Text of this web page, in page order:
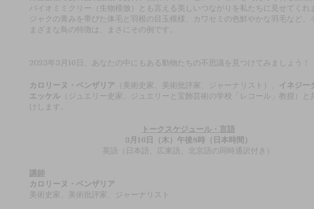
バイオミミクリー（生物模倣）とも言える美しいつながりを私たちに見せてくれ
ジャクの青みを帯びた体毛と羽根の目玉模様、カワセミの色鮮やかな羽毛など、
まざまな鳥の特徴は、まさにその例です。
2023年3月16日、あなたの中にもある動物たちの不思議を見つけてみましょう！
カロリーヌ・ベンザリア （美術史家、美術批評家、ジャーナリスト）、 イネジー
エッケル （ジュエリー史家、ジュエリーと宝飾芸術の学校「レコール」教授）と
けします。
トークスケジュール・言語
3月16日（木）午後8時（日本時間）
英語（日本語、広東語、北京語の同時通訳付き）
講師
カロリーヌ・ベンザリア
美術史家、美術批評家、ジャーナリスト